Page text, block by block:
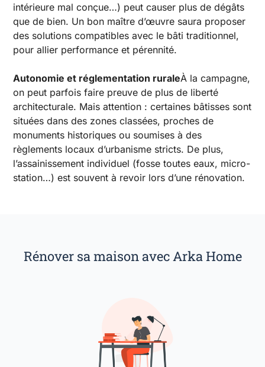
intérieure mal conçue…) peut causer plus de dégâts
que de bien. Un bon maître d’œuvre saura proposer
des solutions compatibles avec le bâti traditionnel,
pour allier performance et pérennité.
Autonomie et réglementation ruraleÀ la campagne,
on peut parfois faire preuve de plus de liberté
architecturale. Mais attention : certaines bâtisses sont
situées dans des zones classées, proches de
monuments historiques ou soumises à des
règlements locaux d’urbanisme stricts. De plus,
l’assainissement individuel (fosse toutes eaux, micro-
station…) est souvent à revoir lors d’une rénovation.
Rénover sa maison avec Arka Home